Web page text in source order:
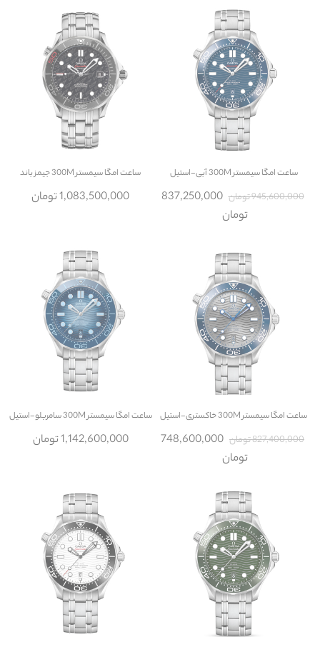
ساعتامگا سیمستر 300M آبی-استیل
945,600,000 تومان
837,250,000
تومان
ساعتامگا سیمستر 300M جیمز باند
1,083,500,000 تومان
ساعتامگا سیمستر 300M خاکستری-استیل
827,400,000 تومان
748,600,000
تومان
ساعتامگا سیمستر 300M سامربلو-استیل
1,142,600,000 تومان